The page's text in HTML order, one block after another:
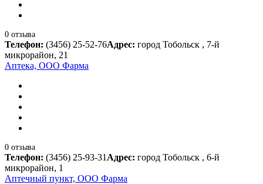
0 отзыва
Телефон: (3456) 25-52-76Адрес: город Тобольск , 7-й
микрорайон, 21
Аптека, ООО Фарма
0 отзыва
Телефон: (3456) 25-93-31 Адрес: город Тобольск , 6-й
микрорайон, 1
Аптечный пункт, ООО Фарма